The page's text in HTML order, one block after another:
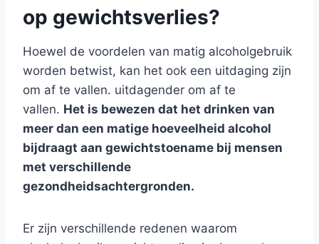
op gewichtsverlies?
Hoewel de voordelen van matig alcoholgebruik
worden betwist, kan het ook een uitdaging zijn
om af te vallen. uitdagender om af te
vallen. Het is bewezen dat het drinken van
meer dan een matige hoeveelheid alcohol
bijdraagt aan gewichtstoename bij mensen
met verschillende
gezondheidsachtergronden.
Er zijn verschillende redenen waarom